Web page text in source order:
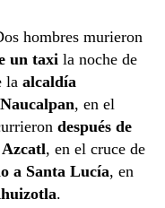
hombres murieron
un taxi la noche de
la alcaldía
, en el
después de
, en el cruce de
a Santa Lucía, en
.